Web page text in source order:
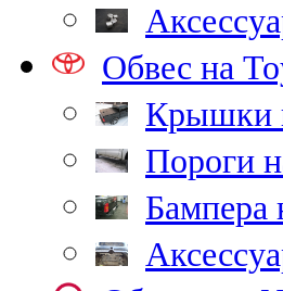
Обвес на
Крышки
Пороги
Бампера